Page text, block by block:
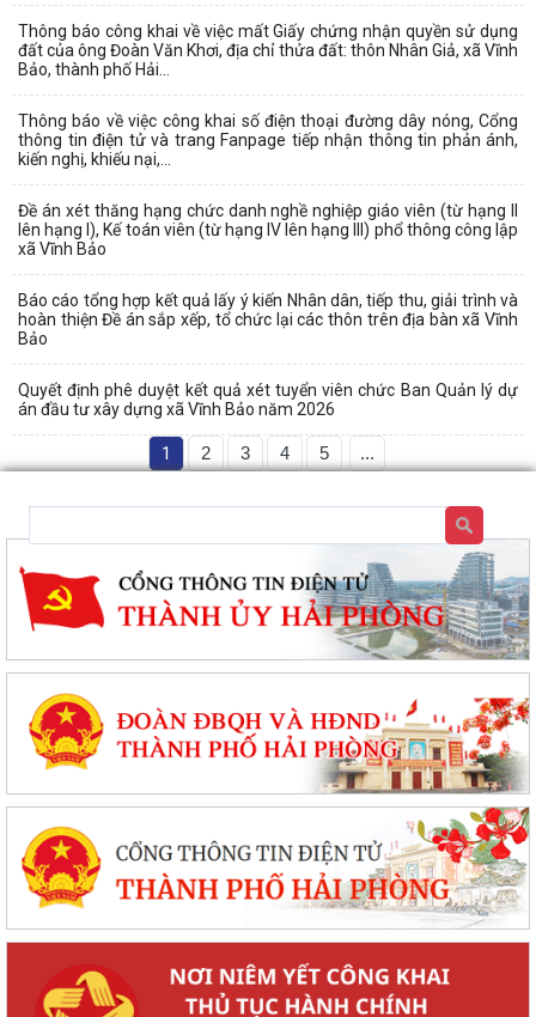
Thông báo công khai về việc mất Giấy chứng nhận quyền sử dụng
đất của ông Đoàn Văn Khơi, địa chỉ thửa đất: thôn Nhân Giả, xã Vĩnh
Bảo, thành phố Hải...
Thông báo về việc công khai số điện thoại đường dây nóng, Cổng
thông tin điện tử và trang Fanpage tiếp nhận thông tin phản ánh,
kiến nghị, khiếu nại,...
Đề án xét thăng hạng chức danh nghề nghiệp giáo viên (từ hạng II
lên hạng I), Kế toán viên (từ hạng IV lên hạng III) phổ thông công lập
xã Vĩnh Bảo
Báo cáo tổng hợp kết quả lấy ý kiến Nhân dân, tiếp thu, giải trình và
hoàn thiện Đề án sắp xếp, tổ chức lại các thôn trên địa bàn xã Vĩnh
Bảo
Quyết định phê duyệt kết quả xét tuyển viên chức Ban Quản lý dự
án đầu tư xây dựng xã Vĩnh Bảo năm 2026
1 2 3 4 5 ...